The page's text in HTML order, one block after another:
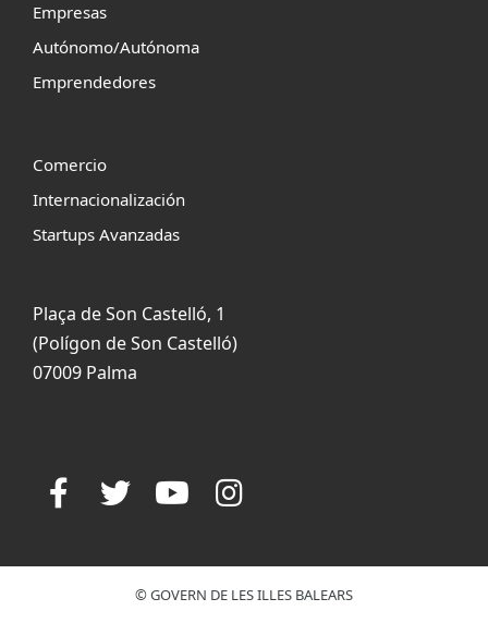
Empresas
Autónomo/Autónoma
Emprendedores
Comercio
Internacionalización
Startups Avanzadas
Plaça de Son Castelló, 1
(Polígon de Son Castelló)
07009 Palma
© GOVERN DE LES ILLES BALEARS